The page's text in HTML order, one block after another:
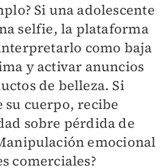
Si una adolescente
selfie, la plataforma
como baja
y activar anuncios
de belleza. Si
su cuerpo, recibe
sobre pérdida de
emocional
comerciales?